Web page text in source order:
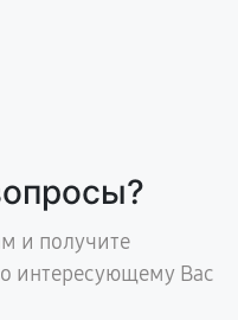
и получите
интересующему Вас